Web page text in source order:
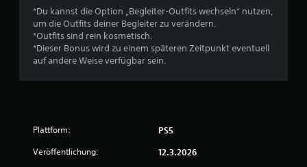
w
e
*Du kannst die Option „Begleiter-Outfits wechseln“ nutzen,
um die Outfits deiner Begleiter zu verändern.
*Outfits sind rein kosmetisch.
*Dieser Bonus wird zu einem späteren Zeitpunkt eventuell
auf andere Weise verfügbar sein.
Plattform: PS5
Veröffentlichung: 12.3.2026